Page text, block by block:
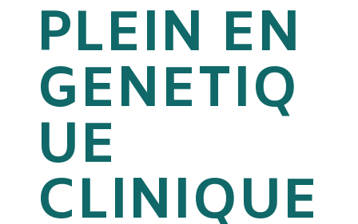
PLEIN EN
GENETIQ
UE
CLINIQUE